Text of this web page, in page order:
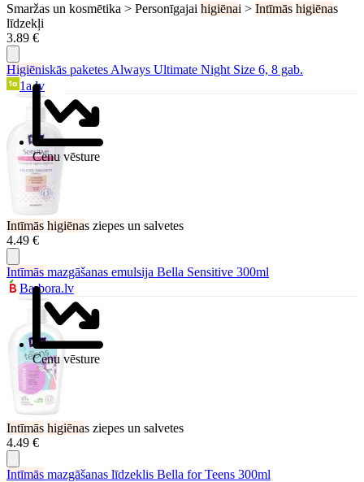
Smaržas un kosmētika > Personīgajai higiēnai > Intīmās higiēnas
līdzekļi
3.89 €
Cenu vēsture
Higiēniskās paketes Always Ultimate Night Size 6, 8 gab.
1a.lv
Intīmās higiēnas ziepes un salvetes
4.49 €
Cenu vēsture
Intīmās mazgāšanas emulsija Bella Sensitive 300ml
Barbora.lv
Intīmās higiēnas ziepes un salvetes
4.49 €
Intīmās mazgāšanas līdzeklis Bella for Teens 300ml